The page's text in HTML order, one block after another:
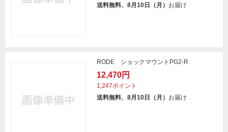
送料無料、8月10日（月） お届け
RODE ショックマウントPG2-R
12,470円
1,247ポイント
送料無料、8月10日（月） お届け